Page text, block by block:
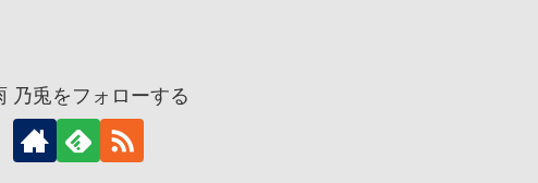
乃兎をフォローする